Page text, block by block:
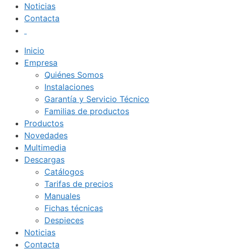
Noticias
Contacta
Inicio
Empresa
Quiénes Somos
Instalaciones
Garantía y Servicio Técnico
Familias de productos
Productos
Novedades
Multimedia
Descargas
Catálogos
Tarifas de precios
Manuales
Fichas técnicas
Despieces
Noticias
Contacta